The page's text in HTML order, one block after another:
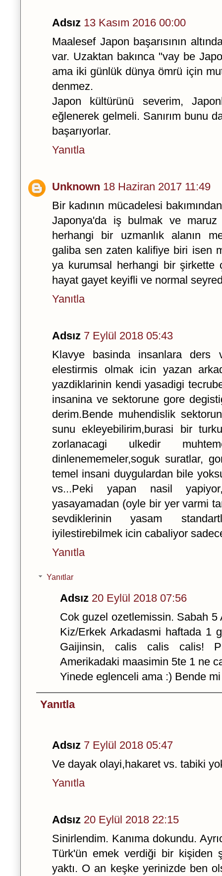
Adsız 13 Kasım 2016 00:00
Maalesef Japon başarısının
var. Uzaktan bakınca "vay be
ama iki günlük dünya ömrü için
denmez.
Japon kültürünü severim,
eğlenerek gelmeli. Sanırım bunu
başarıyorlar.
Yanıtla
Unknown 18 Haziran 2017 11:49
Bir kadının mücadelesi
Japonya'da iş bulmak ve maruz
herhangi bir uzmanlık alanın
galiba sen zaten kalifiye biri isen
ya kurumsal herhangi bir şirkette
hayat gayet keyifli ve normal
Yanıtla
Adsız 7 Eylül 2018 05:43
Klavye basinda insanlara ders
elestirmis olmak icin yazan
yazdiklarinin kendi yasadigi
insanina ve sektorune gore
derim.Bende muhendislik
sunu ekleyebilirim,burasi bir
zorlanacagi ulkedir
dinlenememeler,soguk suratlar,
temel insani duygulardan bile
vs...Peki yapan nasil
yasayamadan (oyle bir yer varmi
sevdiklerinin yasam
iyilestirebilmek icin cabaliyor
Yanıtla
Yanıtlar
Adsız 20 Eylül 2018 07:56
Cok guzel ozetlemissin. Sabah 5
Kiz/Erkek Arkadasmi haftada 1
Gaijinsin, calis calis calis!
Amerikadaki maasimin 5te 1 ne
Yinede eglenceli ama :) Bende
Yanıtla
Adsız 7 Eylül 2018 05:47
Ve dayak olayi,hakaret vs. tabiki
Yanıtla
Adsız 20 Eylül 2018 22:15
Sinirlendim. Kanıma dokundu.
Türk'ün emek verdiği bir kişiden
yaktı. O an keşke yerinizde ben